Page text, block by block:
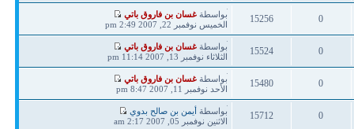
ردود
مشاهدات
0
ردود
15256
مشاهدات
آخر
مشاركة
بواسطةغسان بن فاروق باتي
الخميس نوفمبر 22, 2007 2:49 pm
0
ردود
15524
مشاهدات
آخر
مشاركة
بواسطةغسان بن فاروق باتي
الثلاثاء نوفمبر 13, 2007 11:14 pm
0
ردود
15480
مشاهدات
آخر
مشاركة
بواسطةغسان بن فاروق باتي
الأحد نوفمبر 11, 2007 8:47 pm
0
15712
آخر
مشاركة
بواسطةأيمن بن صالح بدوي
الاثنين نوفمبر 05, 2007 2:17 am